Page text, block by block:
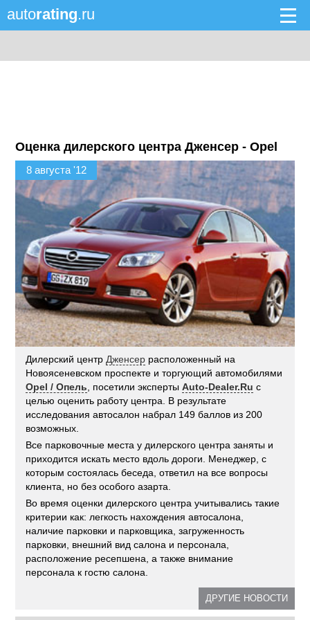
autorating.ru
Оценка дилерского центра Дженсер - Opel
8 августа '12
Дилерский центр Дженсер расположенный на
Новоясеневском проспекте и торгующий автомобилями
Opel / Опель , посетили экспертыAuto-Dealer.Ru с
целью оценить работу центра. В результате
исследования автосалон набрал 149 баллов из 200
возможных.
Все парковочные места у дилерского центра заняты и
приходится искать место вдоль дороги. Менеджер, с
которым состоялась беседа, ответил на все вопросы
клиента, но без особого азарта.
Во время оценки дилерского центра учитывались такие
критерии как: легкость нахождения автосалона,
наличие парковки и парковщика, загруженность
парковки, внешний вид салона и персонала,
расположение ресепшена, а также внимание
персонала к гостю салона.
ДРУГИЕ НОВОСТИ